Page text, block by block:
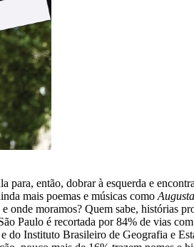
então, dobrar à esquerda e
mais poemas e músicas como
moramos? Quem sabe, histórias
Paulo é recortada por 84% de vias
Instituto Brasileiro de Geografia e